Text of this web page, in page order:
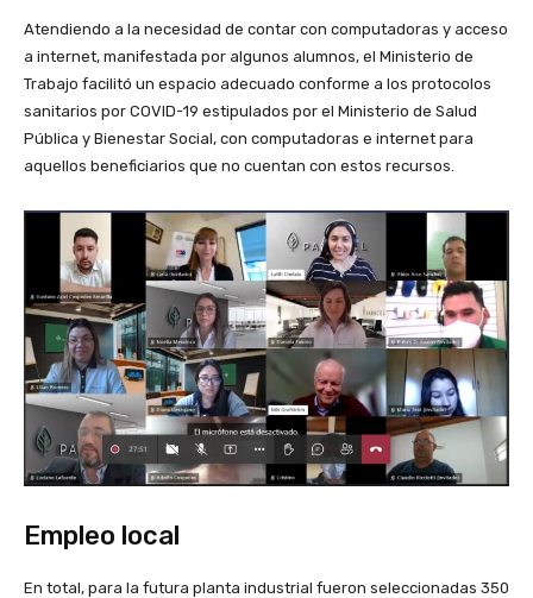
Atendiendo a la necesidad de contar con computadoras y acceso
a internet, manifestada por algunos alumnos, el Ministerio de
Trabajo facilitó un espacio adecuado conforme a los protocolos
sanitarios por COVID-19 estipulados por el Ministerio de Salud
Pública y Bienestar Social, con computadoras e internet para
aquellos beneficiarios que no cuentan con estos recursos.
Empleo local
En total, para la futura planta industrial fueron seleccionadas 350